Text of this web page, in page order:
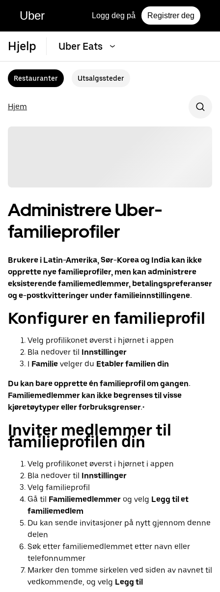
Uber Logg deg på Registrer deg
Hjelp Uber Eats
Restauranter Utsalgssteder
Hjem
Administrere Uber-
familieprofiler
Brukere i Latin-Amerika, Sør-Korea og India kan ikke
opprette nye familieprofiler, men kan administrere
eksisterende familiemedlemmer, betalingspreferanser
og e-postkvitteringer under familieinnstillingene.
Konfigurer en familieprofil
Velg profilikonet øverst i hjørnet i appen
Bla nedover til Innstillinger
I Familie velger du Etabler familien din
Du kan bare opprette én familieprofil om gangen.
Familiemedlemmer kan ikke begrenses til visse
kjøretøytyper eller forbruksgrenser.•
Inviter medlemmer til
familieprofilen din
Velg profilikonet øverst i hjørnet i appen
Bla nedover til Innstillinger
Velg familieprofil
Gå til Familiemedlemmer og velg Legg til et
familiemedlem
Du kan sende invitasjoner på nytt gjennom denne
delen
Søk etter familiemedlemmet etter navn eller
telefonnummer
Marker den tomme sirkelen ved siden av navnet til
vedkommende, og velg Legg til